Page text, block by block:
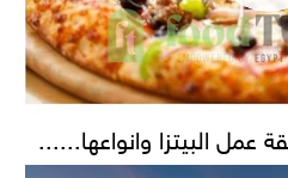
البيتزا وانواعها......